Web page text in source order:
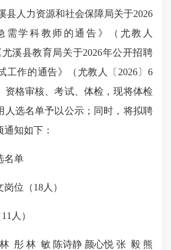
县人力资源和社会保障局关于2026
需学科教师的通告》（尤教人
尤溪县教育局关于2026年公开招聘
工作的通告》（ 尤教人
〔2026〕6
资格审核、考试、体检，现将体检
人选名单予以公示；同时，将拟聘
通知如下：
单
位（18人）
人）
彤 林 敏 陈诗静 颜心悦 张 毅 熊